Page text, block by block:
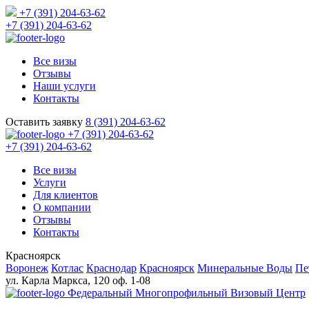
+7 (391) 204-63-62
+7 (391) 204-63-62
Все визы
Отзывы
Наши услуги
Контакты
Оставить заявку 8 (391) 204-63-62
+7 (391) 204-63-62
+7 (391) 204-63-62
Все визы
Услуги
Для клиентов
О компании
Отзывы
Контакты
Красноярск
Воронеж Котлас Краснодар Красноярск Минеральные Воды
ул. Карла Маркса, 120 оф. 1-08
Федеральный Многопрофильный Визовый Центр